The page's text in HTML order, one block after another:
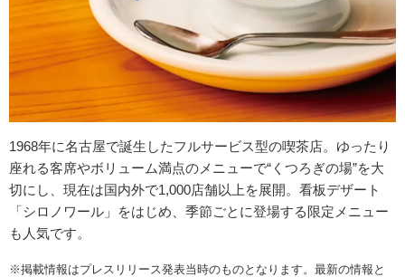
1968年に名古屋で誕生したフルサービス型の喫茶店。ゆったり
座れる客席やボリューム満点のメニューで“くつろぎの場”を大
切にし、現在は国内外で1,000店舗以上を展開。看板デザート
「シロノワール」をはじめ、季節ごとに登場する限定メニュー
も人気です。
※掲載情報はプレスリリース発表当時のものとなります。最新の情報と